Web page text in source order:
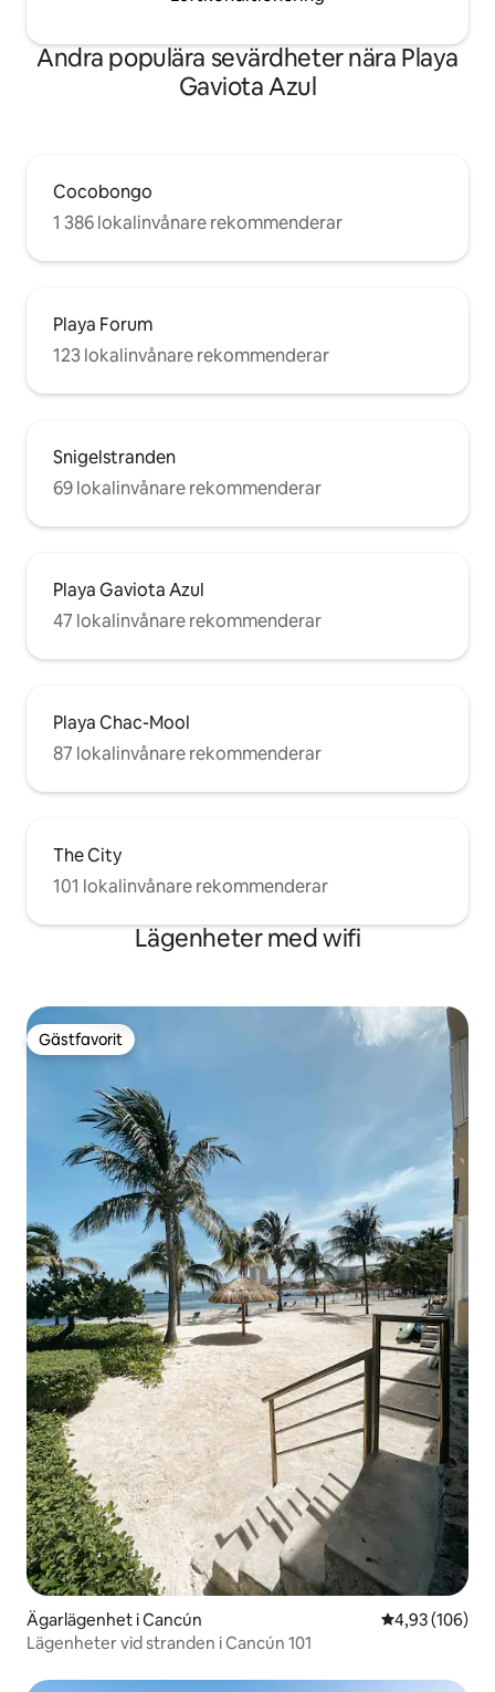
Andra populära sevärdheter nära Playa
Gaviota Azul
Cocobongo
1 386 lokalinvånare rekommenderar
Playa Forum
123 lokalinvånare rekommenderar
Snigelstranden
69 lokalinvånare rekommenderar
Playa Gaviota Azul
47 lokalinvånare rekommenderar
Playa Chac-Mool
87 lokalinvånare rekommenderar
The City
101 lokalinvånare rekommenderar
Lägenheter med wifi
Gästfavorit
Gästfavorit
Ägarlägenhet i Cancún 4,93 av 5 i
4,93 (106)
Lägenheter vid stranden i Cancún 101